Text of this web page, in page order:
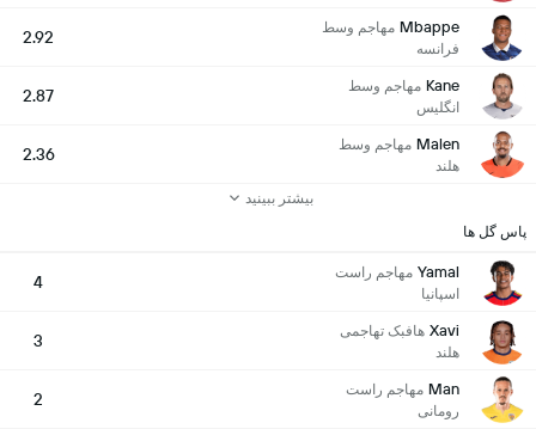
Mbappe مهاجم وسط
فرانسه
2.92
Kane مهاجم وسط
انگلیس
2.87
Malen مهاجم وسط
هلند
2.36
بیشتر ببینید
پاس گل ها
Yamal مهاجم راست
اسپانیا
4
Xavi هافبک تهاجمی
هلند
3
Man مهاجم راست
رومانی
2